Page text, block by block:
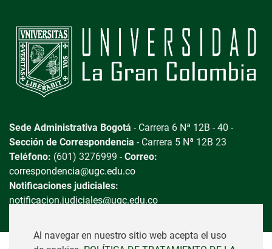
Sede Administrativa Bogotá - Carrera 6 Nª 12B - 40 -
Sección de Correspondencia - Carrera 5 Nª 12B 23
Teléfono: (601) 3276999 -Correo:
correspondencia@ugc.edu.co
Notificaciones judiciales:
notificacion.judiciales@ugc.edu.co
Al navegar en nuestro sitio web acepta el uso